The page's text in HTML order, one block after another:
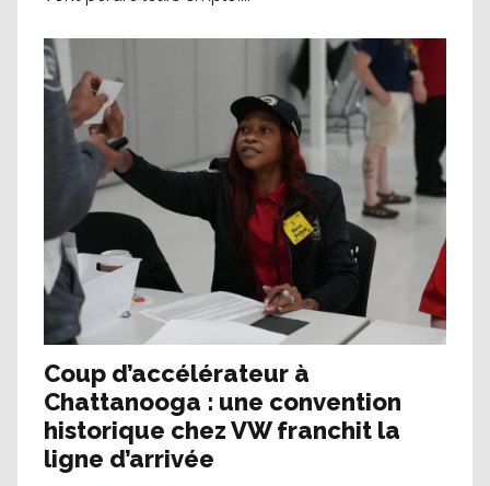
Coup d’accélérateur à
Chattanooga : une convention
historique chez VW franchit la
ligne d’arrivée